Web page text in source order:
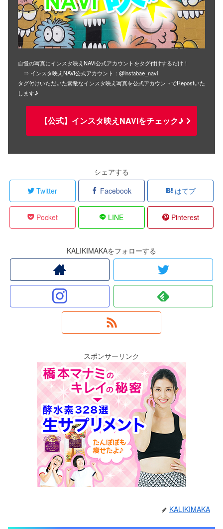
自慢の写真にインスタ映えNAVI公式アカウントをタグ付けするだけ！
⇒ インスタ映えNAVI公式アカウント：@instabae_navi
タグ付けいただいた素敵なインスタ映え写真を公式アカウントでRepostいた
します♪
【公式】インスタ映えNAVIをチェック♪
シェアする
Twitter
Facebook はてブ
Pocket LINE Pinterest
KALIKIMAKAをフォローする
スポンサーリンク
KALIKIMAKA